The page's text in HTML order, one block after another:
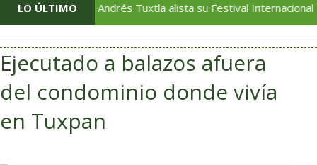
LO ÚLTIMO
San Andrés Tuxtla alista su Festival Internacional de
Ejecutado a balazos afuera
del condominio donde vivía
en Tuxpan